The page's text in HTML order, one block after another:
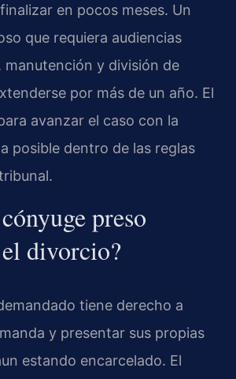
en pocos meses. Un
que requiera audiencias
manutención y división de
por más de un año. El
avanzar el caso con la
posible dentro de las reglas
preso
divorcio?
tiene derecho a
y presentar sus propias
estando encarcelado. El